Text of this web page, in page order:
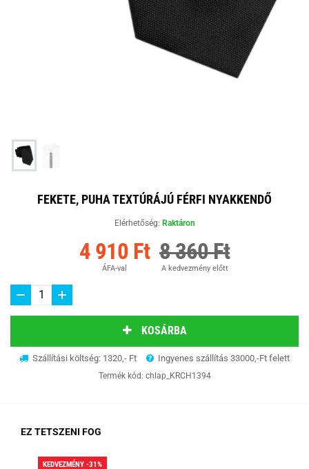
FEKETE, PUHA TEXTÚRÁJÚ FÉRFI NYAKKENDŐ
Elérhetőség: Raktáron
4 910 Ft
ÁFA-val
8 360 Ft
A kedvezmény előtt
KOSÁRBA
Szállítási költség: 1320,- Ft Ingyenes szállítás 33000,-Ft felett
Termék kód: chlap_KRCH1394
EZ TETSZENI FOG
KEDVEZMÉNY -31%